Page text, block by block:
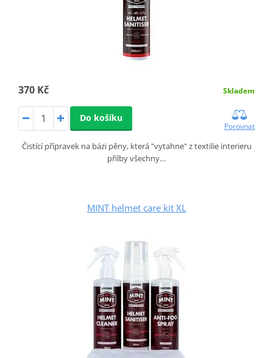
370 Kč Skladem
Do košíku
Porovnat
Čistící přípravek na bázi pěny, která "vytahne" z textilie interieru
přilby všechny…
MINT helmet care kit XL